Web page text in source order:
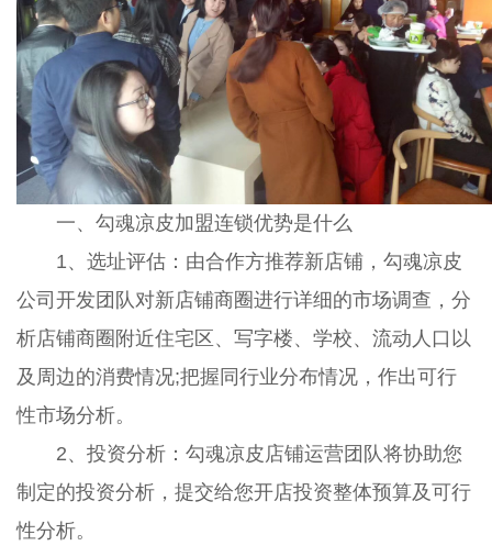
一、勾魂凉皮加盟连锁优势是什么
1、选址评估：由合作方推荐新店铺，勾魂凉皮
公司开发团队对新店铺商圈进行详细的市场调查，分
析店铺商圈附近住宅区、写字楼、学校、流动人口以
及周边的消费情况;把握同行业分布情况，作出可行
性市场分析。
2、投资分析：勾魂凉皮店铺运营团队将协助您
制定的投资分析，提交给您开店投资整体预算及可行
性分析。